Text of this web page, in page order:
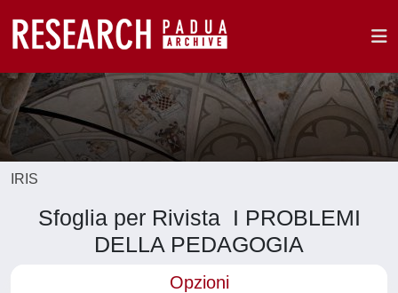
IRIS
Sfoglia per Rivista I PROBLEMI
DELLA PEDAGOGIA
Opzioni